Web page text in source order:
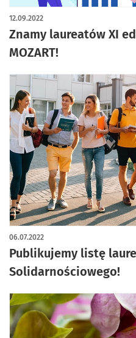
Znamy laureatów XI
MOZART!
12.09.2022
Publikujemy listę
Solidarnościowego!
06.07.2022